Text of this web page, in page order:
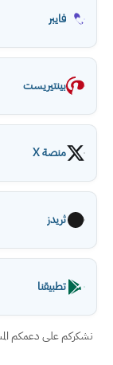
فايبر
بينتيريست
منصة X
ثريدز
تطبيقنا
نشكركم على دعمكم